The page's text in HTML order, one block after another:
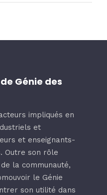
Génie des
impliqués en
et
et enseignants-
Outre son rôle
la communauté,
le Génie
son utilité dans